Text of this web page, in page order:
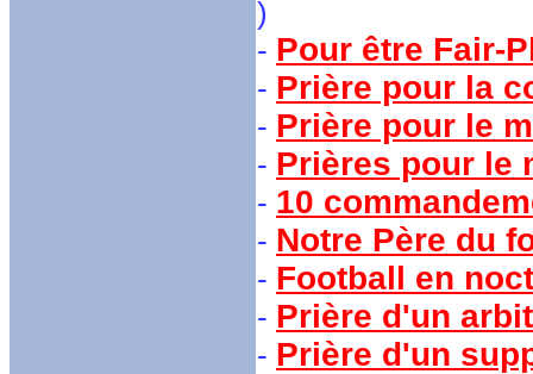
)
- Pour être Fair-
- Prière pour la
- Prière pour le
- Prières pour le
- 10
- Notre Père du
- Football en
- Prière d'un
- Prière d'un